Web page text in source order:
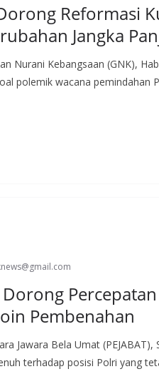
Reformasi
Jangka
Nurani Kebangsaan (GNK),
polemik wacana pemindahan
Pembenahan
Jawara Bela Umat (PEJABAT),
terhadap posisi Polri yang